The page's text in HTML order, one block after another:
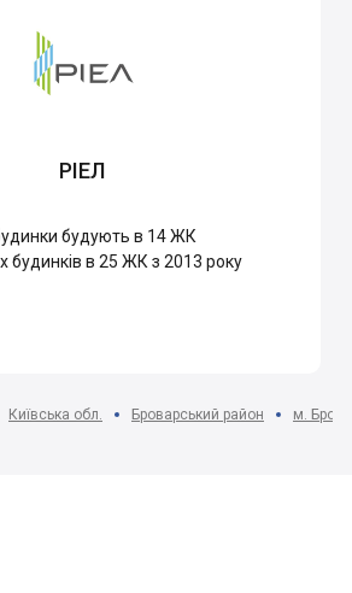
РІЕЛ
будують в 14 ЖК
будинків в 25 ЖК з 2013 року
Київська обл. Броварський район м.